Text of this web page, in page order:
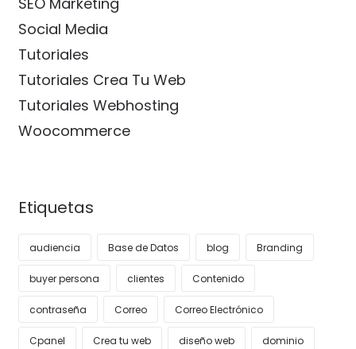
Social Media
Tutoriales
Tutoriales Crea Tu Web
Tutoriales Webhosting
Woocommerce
Etiquetas
audiencia Base de Datos blog Branding
buyer persona clientes Contenido
contraseña Correo Correo Electrónico
Cpanel Crea tu web diseño web dominio